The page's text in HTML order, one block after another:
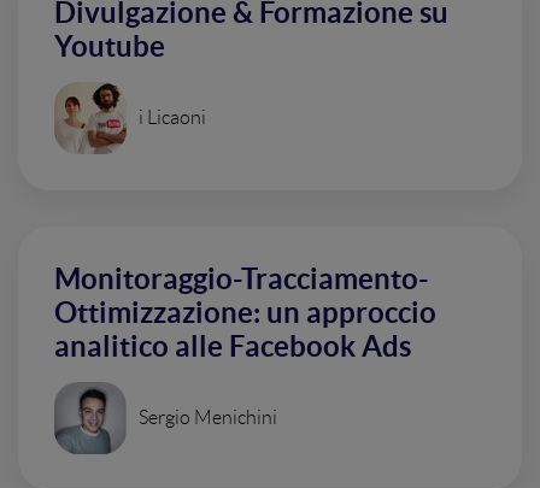
Divulgazione & Formazione su
Youtube
i Licaoni
Monitoraggio-Tracciamento-
Ottimizzazione: un approccio
analitico alle Facebook Ads
Sergio Menichini